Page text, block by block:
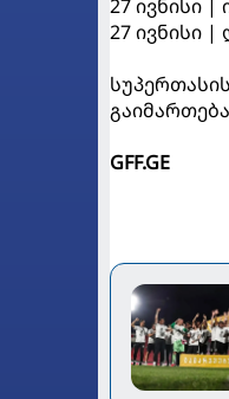
27 ივნისი |
27 ივნისი
GFF.GE